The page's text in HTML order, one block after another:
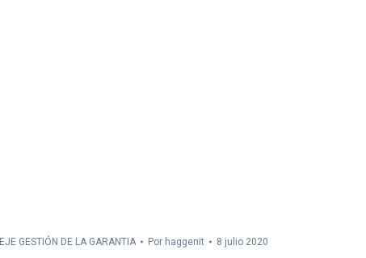
EJE GESTIÓN DE LA GARANTIA Por haggenit 8 julio 2020